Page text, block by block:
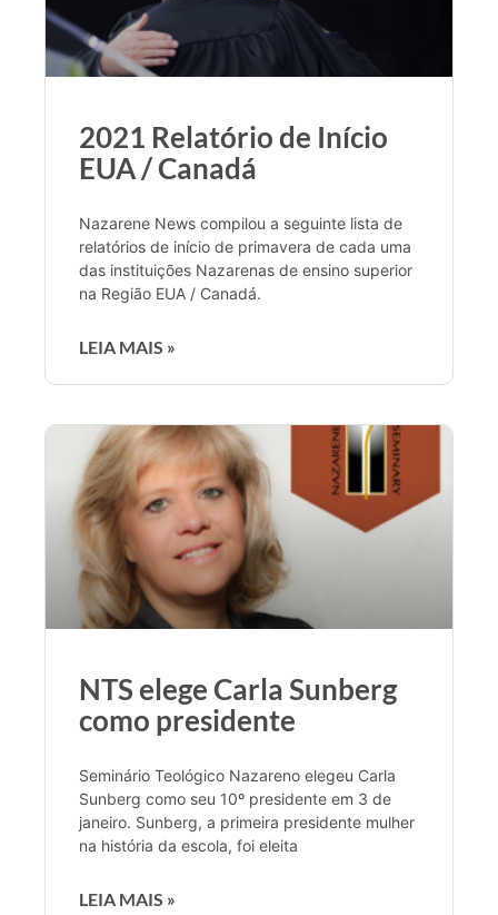
2021 Relatório de Início
EUA / Canadá
Nazarene News compilou a seguinte lista de
relatórios de início de primavera de cada uma
das instituições Nazarenas de ensino superior
na Região EUA / Canadá.
LEIA MAIS »
NTS elege Carla Sunberg
como presidente
Seminário Teológico Nazareno elegeu Carla
Sunberg como seu 10º presidente em 3 de
janeiro. Sunberg, a primeira presidente mulher
na história da escola, foi eleita
LEIA MAIS »